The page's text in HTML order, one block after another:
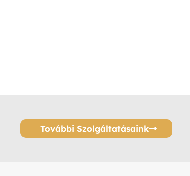
További Szolgáltatásaink